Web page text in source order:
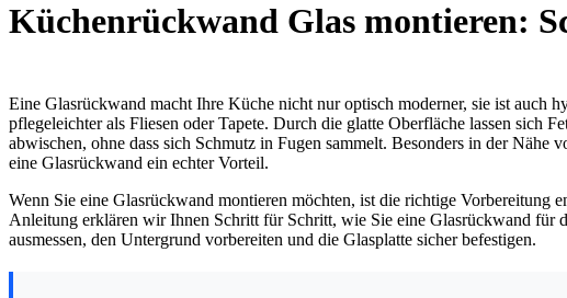
Küchenrückwand Glas montieren:
Eine Glasrückwand macht Ihre Küche nicht nur optisch moderner, sie ist auch
pflegeleichter als Fliesen oder Tapete. Durch die glatte Oberfläche lassen sich
abwischen, ohne dass sich Schmutz in Fugen sammelt. Besonders in der Nähe
eine Glasrückwand ein echter Vorteil.
Wenn Sie eine Glasrückwand montieren möchten, ist die richtige Vorbereitung
Anleitung erklären wir Ihnen Schritt für Schritt, wie Sie eine Glasrückwand für
ausmessen, den Untergrund vorbereiten und die Glasplatte sicher befestigen.